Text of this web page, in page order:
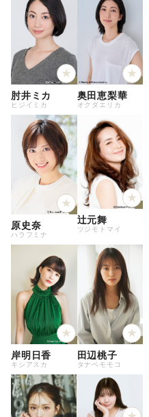
肘井ミカ
ヒジイミカ
奥田恵梨華
オクダエリカ
原史奈
ハラフミナ
辻元舞
ツジモトマイ
岸明日香
キシアスカ
田辺桃子
タナベモモコ